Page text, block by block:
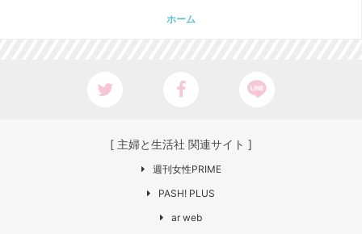
ホーム
[ 主婦と生活社 関連サイト ]
週刊女性PRIME
PASH! PLUS
ar web